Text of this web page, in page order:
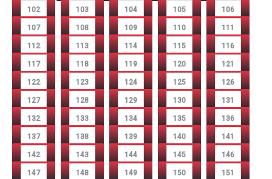
102 103 104 105 106
107 108 109 110 111
112 113 114 115 116
117 118 119 120 121
122 123 124 125 126
127 128 129 130 131
132 133 134 135 136
137 138 139 140 141
142 143 144 145 146
147 148 149 150 151